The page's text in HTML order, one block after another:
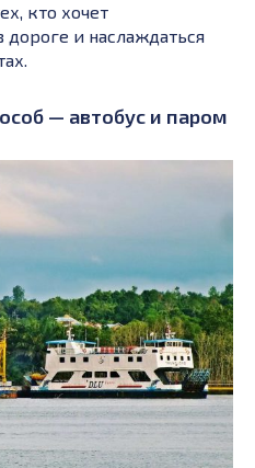
кто хочет
и наслаждаться
— автобус и паром